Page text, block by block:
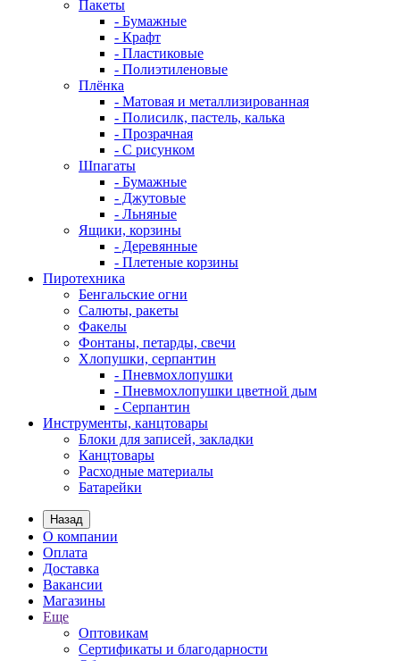
Пакеты
- Бумажные
- Крафт
- Пластиковые
- Полиэтиленовые
Плёнка
- Матовая и металлизированная
- Полисилк, пастель, калька
- Прозрачная
- С рисунком
Шпагаты
- Бумажные
- Джутовые
- Льняные
Ящики, корзины
- Деревянные
- Плетеные корзины
Пиротехника
Бенгальские огни
Салюты, ракеты
Факелы
Фонтаны, петарды, свечи
Хлопушки, серпантин
- Пневмохлопушки
- Пневмохлопушки цветной дым
- Серпантин
Инструменты, канцтовары
Блоки для записей, закладки
Канцтовары
Расходные материалы
Батарейки
Назад
О компании
Оплата
Доставка
Вакансии
Магазины
Еще
Оптовикам
Сертификаты и благодарности